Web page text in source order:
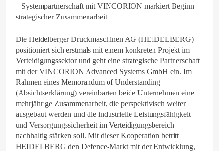
– Systempartnerschaft mit VINCORION markiert Beginn
strategischer Zusammenarbeit
Die Heidelberger Druckmaschinen AG (HEIDELBERG)
positioniert sich erstmals mit einem konkreten Projekt im
Verteidigungssektor und geht eine strategische Partnerschaft
mit der VINCORION Advanced Systems GmbH ein. Im
Rahmen eines Memorandum of Understanding
(Absichtserklärung) vereinbarten beide Unternehmen eine
mehrjährige Zusammenarbeit, die perspektivisch weiter
ausgebaut werden und die industrielle Leistungsfähigkeit
und Versorgungssicherheit im Verteidigungsbereich
nachhaltig stärken soll. Mit dieser Kooperation betritt
HEIDELBERG den Defence-Markt mit der Entwicklung,